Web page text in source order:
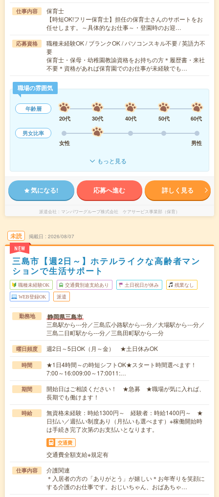
仕事内容
保育士
【時短OK!フリー保育士】担任の保育士さんのサポートをお
任せします。～具体的なお仕事～・登園時のお迎…
応募資格
職種未経験OK / ブランクOK / パソコンスキル不要 / 英語力不
要
保育士・保母・幼稚園教諭資格をお持ちの方＊履歴書・来社
不要＊資格があれば保育園でのお仕事が未経験でも…
職場の雰囲気
年齢層
20代
30代 40代 50代
60代
男女比率
女性
男性
もっと見る
気になる! 応募へ進む 詳しく見る
派遣会社 マンパワーグループ株式会社 ケアサービス事業部（保育）
未読
NEW
掲載日 2026/08/07
三島市【週2日～】ホテルライクな高齢者マン
ションで生活サポート
職種未経験OK 交通費別途支給あり 土日祝日が休み 残業なし
WEB登録OK 派遣
勤務地 静岡県三島市
三島駅から---分／三島広小路駅から---分／大場駅から---分／
三島二日町駅から---分／三島田町駅から---分
曜日頻度 週2日～5日OK（月～金） ★土日休みOK
時間
★1日4時間～の時短シフトOK★スタート時間選べます！
7:00～16:009:00～17:0011:…
期間
開始日はご相談ください！ ★急募 ★職場が気に入れば、
長期でも働けます！
時給
無資格未経験：時給1300円～ 経験者：時給1400円～ ★
日払い／週払い制度あり（月払いも選べます）※稼働開始時
は手続き完了次第のお支払いとなります。
交通費
交通費全額支給※規定有
仕事内容
介護関連
＊入居者の方の「ありがとう」が嬉しい＊お年寄りを笑顔に
する介護のお仕事です。おじいちゃん、おばあちゃ…